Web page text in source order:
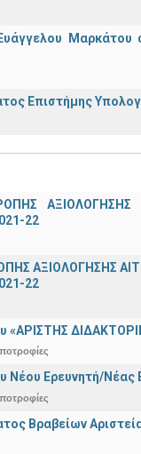
Μαρκάτου
Επιστήμης
22
ΑΞΙΟΛΟΓΗΣΗΣ
22
«ΑΡΙΣΤΗΣ
Νέου Ερευνητή/Νέας
Βραβείων